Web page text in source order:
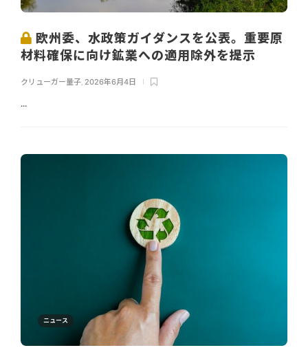
欧州委、水政策ガイダンスを公表。重要原
材料確保に向け鉱業への適用除外を提示
クリューガー量子 2026年6月4日
...
ニュース